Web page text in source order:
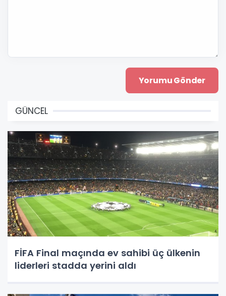
GÜNCEL
FİFA Final maçında ev sahibi üç ülkenin
liderleri stadda yerini aldı